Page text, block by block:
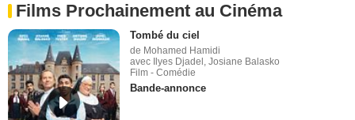
Films Prochainement au Cinéma
Tombé du ciel
de Mohamed Hamidi
avec Ilyes Djadel, Josiane Balasko
Film - Comédie
Bande-annonce